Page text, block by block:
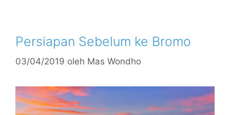
Persiapan Sebelum ke Bromo
03/04/2019 oleh Mas Wondho